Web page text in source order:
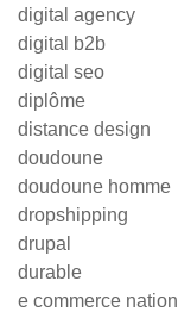
digital agency
digital b2b
digital seo
diplôme
distance design
doudoune
doudoune homme
dropshipping
drupal
durable
e commerce nation